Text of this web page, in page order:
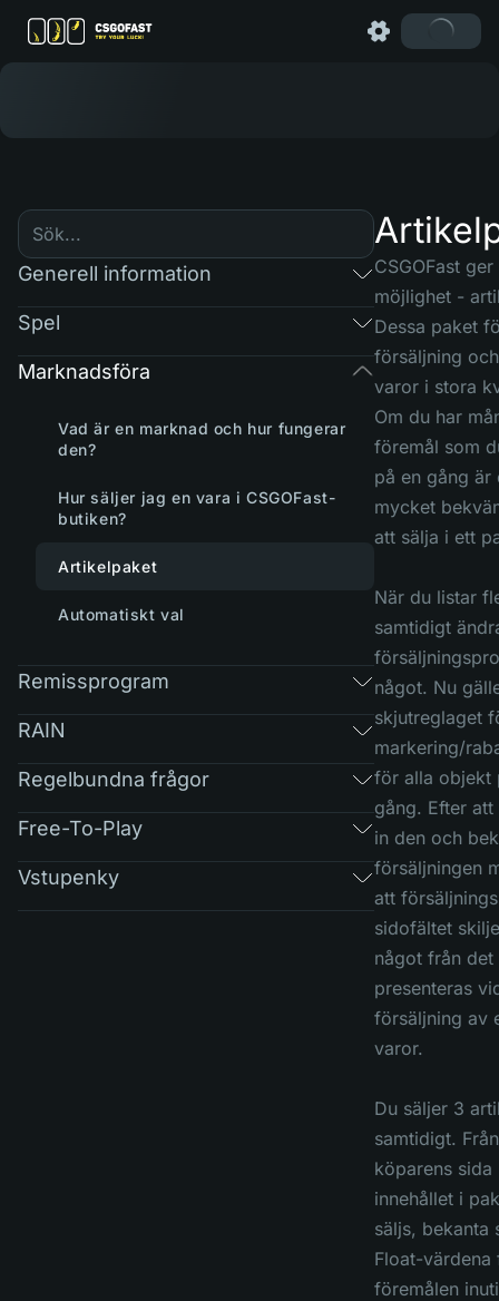
Generell information
Spel
Marknadsföra
Vad är en marknad och hur fungerar
den?
Hur säljer jag en vara i CSGOFast-
butiken?
Artikelpaket
Automatiskt val
Remissprogram
RAIN
Regelbundna frågor
Free-To-Play
Vstupenky
CSGOFast
möjlighet -
Dessa paket
försäljning
varor i stora
Om du har
föremål som
på en gång är
mycket
att sälja i ett
När du listar
samtidigt
något. Nu
skjutreglaget
markering/
för alla objekt
gång. Efter att
in den och
försäljningen
att
sidofältet
något från det
presenteras
försäljning av
varor.
Du säljer 3
samtidigt. Från
köparens sida
innehållet i
säljs, bekanta
Float-värdena
föremålen